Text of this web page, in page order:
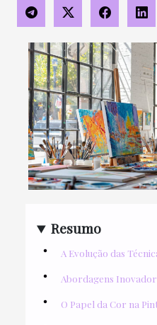
Resumo
A Evolução das
Abordagens
O Papel da Cor na